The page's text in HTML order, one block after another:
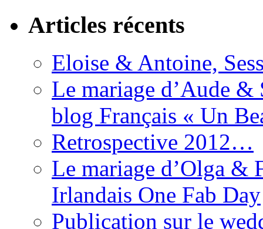
Articles récents
Eloise & Antoine,
Le mariage d’Aude &
blog Français « Un
Retrospective 2012…
Le mariage d’Olga &
Irlandais One Fab Day
Publication sur le